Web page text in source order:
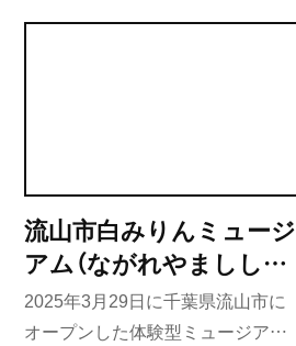
流山市白みりんミュージ
アム（ながれやまししろ
みりんミュージアム）
2025年3月29日に千葉県流山市に
オープンした体験型ミュージア